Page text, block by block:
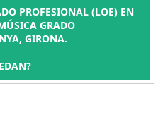
PROFESIONAL (LOE) EN
GRADO
GIRONA.